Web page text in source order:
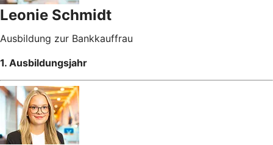
Leonie Schmidt
Ausbildung zur Bankkauffrau
1. Ausbildungsjahr